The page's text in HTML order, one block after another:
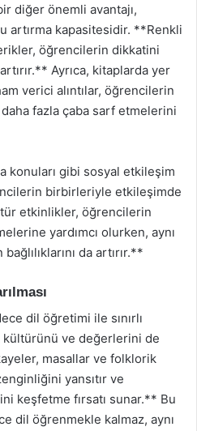
diğer önemli avantajı,
artırma kapasitesidir. **Renkli
öğrencilerin dikkatini
Ayrıca, kitaplarda yer
verici alıntılar, öğrencilerin
fazla çaba sarf etmelerini
konuları gibi sosyal etkileşim
birbirleriyle etkileşimde
tür etkinlikler, öğrencilerin
yardımcı olurken, aynı
da artırır.**
dil öğretimi ile sınırlı
kültürünü ve değerlerini de
masallar ve folklorik
yansıtır ve
keşfetme fırsatı sunar.** Bu
dil öğrenmekle kalmaz, aynı